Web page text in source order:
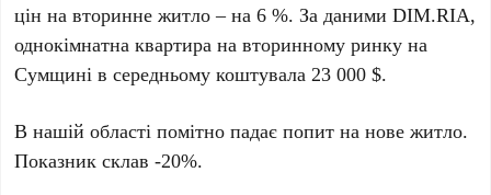
цін на вторинне житло – на 6 %. За даними DIM.RIA,
однокімнатна квартира на вторинному ринку на
Сумщині в середньому коштувала 23 000 $.
В нашій області помітно падає попит на нове житло.
Показник склав -20%.